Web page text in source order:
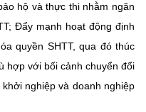
hộ và thực thi nhằm ngăn
Đẩy mạnh hoạt động định
quyền SHTT, qua đó thúc
hợp với bối cảnh chuyển đổi
nghiệp và doanh nghiệp